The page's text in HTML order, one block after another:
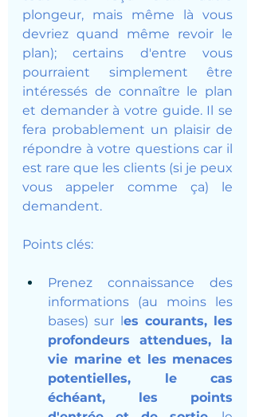
plongeur, mais même là vous
devriez quand même revoir le
plan); certains d'entre vous
pourraient simplement être
intéressés de connaître le plan
et demander à votre guide. Il se
fera probablement un plaisir de
répondre à votre questions car il
est rare que les clients (si je peux
vous appeler comme ça) le
demandent.
Points clés:
Prenez connaissance des
informations (au moins les
bases) sur les courants, les
profondeurs attendues, la
vie marine et les menaces
potentielles, le cas
échéant, les points